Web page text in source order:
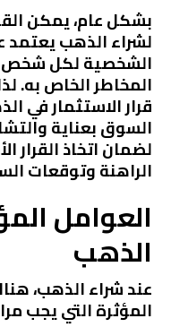
بشكل عام، يمكن
لشراء الذهب يعتمد
الشخصية لكل
المخاطر الخاص به.
قرار الاستثمار في
السوق بعناية
لضمان اتخاذ القرار
الراهنة وتوقعات
العوامل
الذهب
عند شراء الذهب،
المؤثرة التي يجب